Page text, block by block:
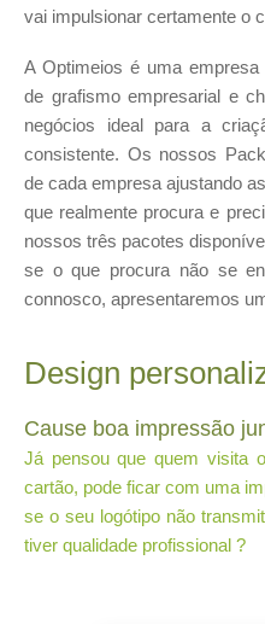
vai impulsionar certamente o
A Optimeios é uma
de grafismo empresarial e
negócios ideal para a
consistente. Os nossos
de cada empresa ajustando
que realmente procura e
nossos três pacotes
se o que procura não se
connosco, apresentaremos
Design
Cause boa impressão
Já pensou que quem visita
cartão, pode ficar com uma
se o seu logótipo não
tiver qualidade profissional ?